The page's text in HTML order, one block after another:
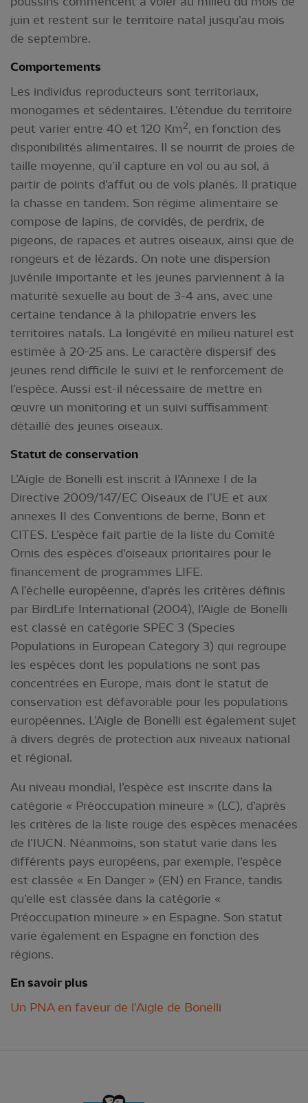
juin et restent sur le territoire natal jusqu’au mois
de septembre.
Comportements
Les individus reproducteurs sont territoriaux,
monogames et sédentaires. L’étendue du territoire
peut varier entre 40 et 120 Km2, en fonction des
disponibilités alimentaires. Il se nourrit de proies de
taille moyenne, qu’il capture en vol ou au sol, à
partir de points d’affut ou de vols planés. Il pratique
la chasse en tandem. Son régime alimentaire se
compose de lapins, de corvidés, de perdrix, de
pigeons, de rapaces et autres oiseaux, ainsi que de
rongeurs et de lézards. On note une dispersion
juvénile importante et les jeunes parviennent à la
maturité sexuelle au bout de 3-4 ans, avec une
certaine tendance à la philopatrie envers les
territoires natals. La longévité en milieu naturel est
estimée à 20-25 ans. Le caractère dispersif des
jeunes rend difficile le suivi et le renforcement de
l’espèce. Aussi est-il nécessaire de mettre en
œuvre un monitoring et un suivi suffisamment
détaillé des jeunes oiseaux.
Statut de conservation
L’Aigle de Bonelli est inscrit à l’Annexe I de la
Directive 2009/147/EC Oiseaux de l’UE et aux
annexes II des Conventions de berne, Bonn et
CITES. L’espèce fait partie de la liste du Comité
Ornis des espèces d’oiseaux prioritaires pour le
financement de programmes LIFE.
A l'échelle européenne, d'après les critères définis
par BirdLife International (2004), l’Aigle de Bonelli
est classé en catégorie SPEC 3 (Species
Populations in European Category 3) qui regroupe
les espèces dont les populations ne sont pas
concentrées en Europe, mais dont le statut de
conservation est défavorable pour les populations
européennes. L’Aigle de Bonelli est également sujet
à divers degrés de protection aux niveaux national
et régional.
Au niveau mondial, l’espèce est inscrite dans la
catégorie « Préoccupation mineure » (LC), d’après
les critères de la liste rouge des espèces menacées
de l’IUCN. Néanmoins, son statut varie dans les
différents pays européens, par exemple, l’espèce
est classée « En Danger » (EN) en France, tandis
qu’elle est classée dans la catégorie «
Préoccupation mineure » en Espagne. Son statut
varie également en Espagne en fonction des
régions.
En savoir plus
Un PNA en faveur de l'Aigle de Bonelli